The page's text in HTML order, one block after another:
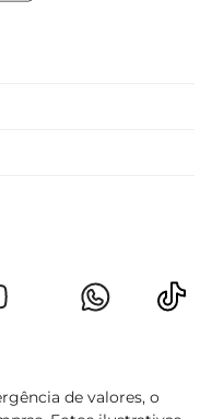
de valores, o